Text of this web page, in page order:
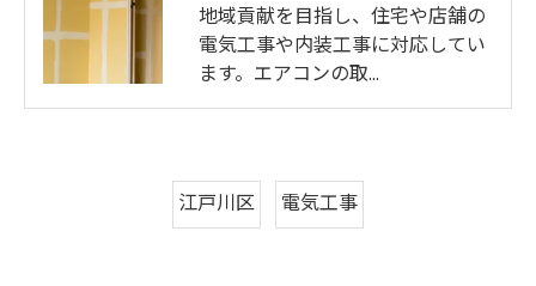
地域貢献を目指し、住宅や店舗の
電気工事や内装工事に対応してい
ます。エアコンの取…
江戸川区 電気工事